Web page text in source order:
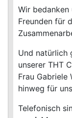
Wir bedanken
Freunden für
Und natürlich
unserer THT
Frau Gabriele
hinweg für
Telefonisch